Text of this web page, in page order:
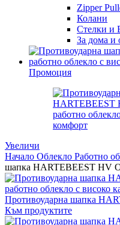
Zipper
Колани
Стелки и
За дома и
Промоция
Увеличи
Начало Облекло Работно
шапка HARTEBEEST HV
Противоударна шапка
Към продуктите